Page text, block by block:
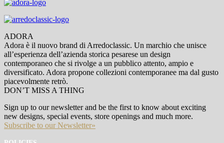
ADORA
Adora è il nuovo brand di Arredoclassic. Un marchio che unisce
all’esperienza dell’azienda storica pesarese un design
contemporaneo che si rivolge a un pubblico attento, ampio e
diversificato. Adora propone collezioni contemporanee ma dal gusto
piacevolmente retrò.
DON’T MISS A THING
Sign up to our newsletter and be the first to know about exciting
new designs, special events, store openings and much more.
Subscribe to our Newsletter»